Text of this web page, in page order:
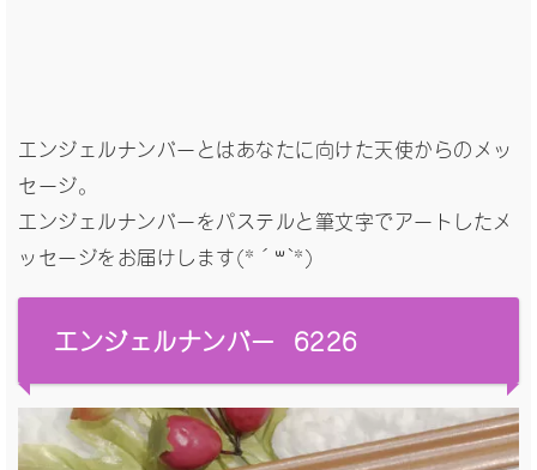
エンジェルナンバーとはあなたに向けた天使からのメッ
セージ。
エンジェルナンバーをパステルと筆文字でアートしたメ
ッセージをお届けします(*´꒳`*)
エンジェルナンバー 6226